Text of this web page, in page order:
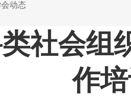
动态
社会组
作